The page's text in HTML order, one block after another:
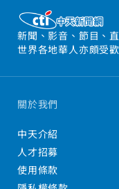
新聞、影音、節目、
世界各地華人亦頗受
關於我們
中天介紹
人才招募
使用條款